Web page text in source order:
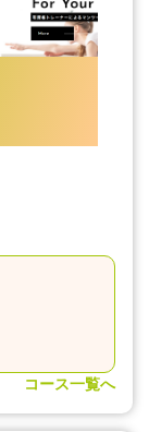
コース一覧へ